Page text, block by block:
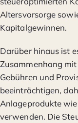
Altersvorsorge
Kapitalgewinnen.
Darüber hinaus ist
Zusammenhang
Gebühren und
beeinträchtigen,
Anlageprodukte wie
verwenden. Die